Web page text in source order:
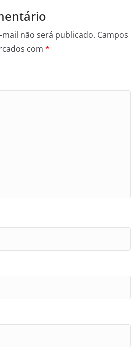
não será publicado. Campos
com *